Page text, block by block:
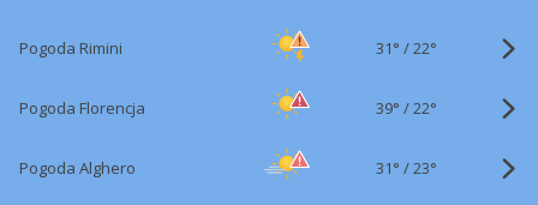
Pogoda Rimini 31° /22°
Pogoda Florencja 39° /22°
Pogoda Alghero 31° /23°